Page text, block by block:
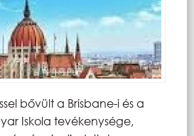
bővült a Brisbane-i és a
Iskola tevékenysége,